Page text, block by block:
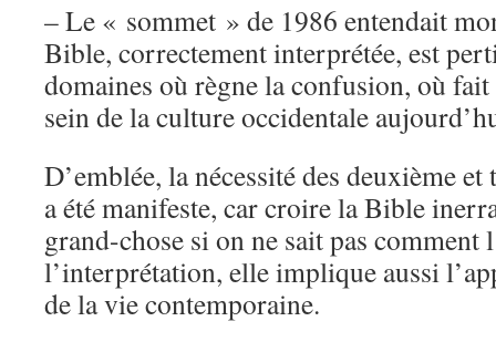
– Le « sommet » de 1986 entendait
Bible, correctement interprétée, est
domaines où règne la confusion, où
sein de la culture occidentale
D’emblée, la nécessité des deuxième
a été manifeste, car croire la Bible
grand-chose si on ne sait pas comment
l’interprétation, elle implique aussi
de la vie contemporaine.